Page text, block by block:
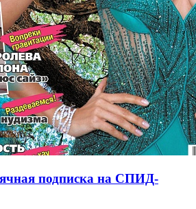
подписка на СПИД-